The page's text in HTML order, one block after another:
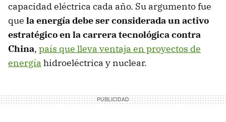
capacidad eléctrica cada año. Su argumento fue
que la energía debe ser considerada un activo
estratégico en la carrera tecnológica contra
China, país que lleva ventaja en proyectos de
energía hidroeléctrica y nuclear.